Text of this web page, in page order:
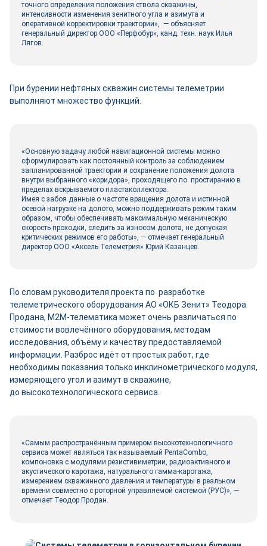
точного определения положения ствола скважины,
интенсивности изменения зенитного угла и азимута и
оперативной корректировки траектории», — объясняет
генеральный директор ООО «Перфобур», канд. техн. наук Илья
Лягов.
При бурении нефтяных скважин системы телеметрии
выполняют множество функций.
«Основную задачу любой навигационной системы можно
сформулировать как постоянный контроль за соблюдением
запланированной траектории и сохранение положения долота
внутри выбранного «коридора», проходящего по простиранию в
пределах вскрываемого пластаколлектора.
Имея с забоя данные о частоте вращения долота и истинной
осевой нагрузке на долото, можно поддерживать режим таким
образом, чтобы обеспечивать максимальную механическую
скорость проходки, следить за износом долота, не допуская
критических режимов его работы», — отмечает генеральный
директор ООО «Аксель Телеметрия» Юрий Казанцев.
По словам руководителя проекта по разработке
телеметрического оборудования АО «ОКБ Зенит» Теодора
Продана, M2M-телематика может очень различаться по
стоимости вовлечённого оборудования, методам
исследования, объёму и качеству предоставляемой
информации. Разброс идёт от простых работ, где
необходимы показания только инклинометрического модуля,
измеряющего угол и азимут в скважине,
до высокотехнологического сервиса.
«Самым распространённым примером высокотехнологичного
сервиса может являться так называемый PentaCombo,
компоновка с модулями резистивиметрии, радиоактивного и
акустического каротажа, натурального гамма-каротажа,
измерением скважинного давления и температуры в реальном
времени совместно с роторной управляемой системой (РУС)», —
отмечает Теодор Продан.